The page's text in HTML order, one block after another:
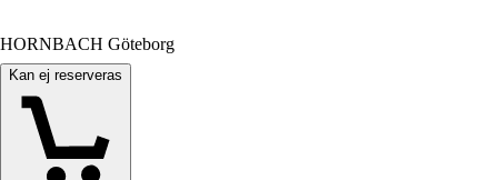
HORNBACH Göteborg
Kan ej reserveras